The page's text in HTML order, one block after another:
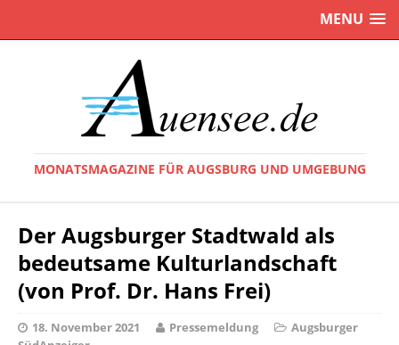
MENU
MONATSMAGAZINE FÜR AUGSBURG UND UMGEBUNG
Der Augsburger Stadtwald als
bedeutsame Kulturlandschaft
(von Prof. Dr. Hans Frei)
18. November 2021 Pressemeldung
Augsburger